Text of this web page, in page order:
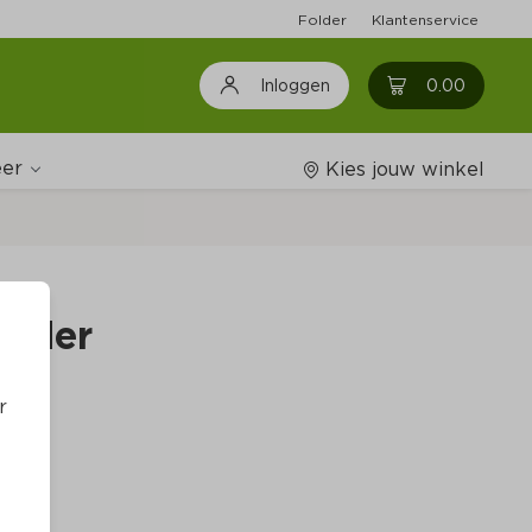
Folder Klantenservice
Inloggen 0.00 0
Kies jouw winkel